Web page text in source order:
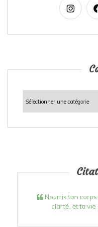
Catégories
Nourris ton
clarté, et ta